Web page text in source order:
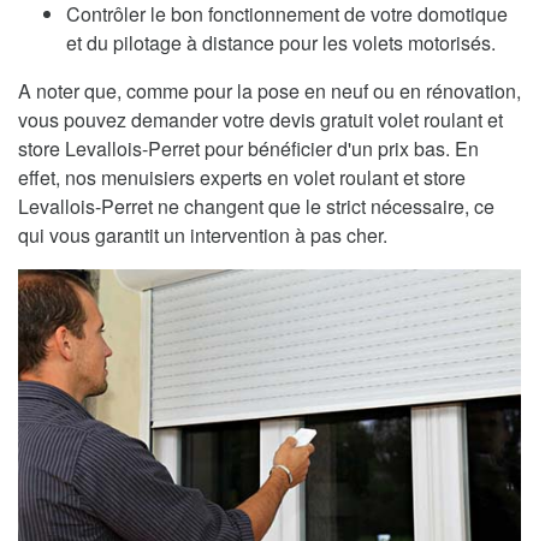
Contrôler le bon fonctionnement de votre domotique
et du pilotage à distance pour les volets motorisés.
A noter que, comme pour la pose en neuf ou en rénovation,
vous pouvez demander votre devis gratuit volet roulant et
store Levallois-Perret pour bénéficier d'un prix bas. En
effet, nos menuisiers experts en volet roulant et store
Levallois-Perret ne changent que le strict nécessaire, ce
qui vous garantit un intervention à pas cher.